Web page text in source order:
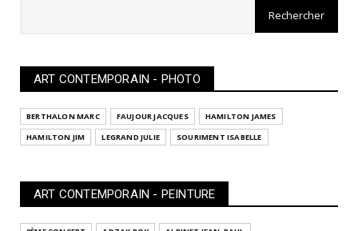
ART CONTEMPORAIN - PHOTO
BERTHALON MARC FAUJOUR JACQUES
HAMILTON JAMES
HAMILTON JIM
LEGRAND JULIE SOURIMENT ISABELLE
ART CONTEMPORAIN - PEINTURE